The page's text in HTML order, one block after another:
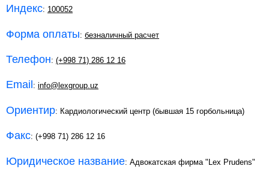
Индекс: 100052
Форма оплаты: безналичный расчет
Телефон: (+998 71) 286 12 16
Email : info@lexgroup.uz
Ориентир: Кардиологический центр (бывшая 15 горбольница)
Факс: (+998 71) 286 12 16
Юридическое название: Адвокатская фирма "Lex Prudens"